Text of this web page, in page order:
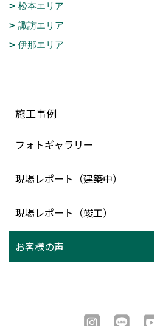
松本エリア
諏訪エリア
伊那エリア
施工事例
フォトギャラリー
現場レポート（建築中）
現場レポート（竣工）
お客様の声